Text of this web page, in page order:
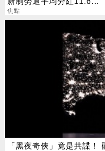
元
焦點
「黑夜奇俠」竟是共諜！